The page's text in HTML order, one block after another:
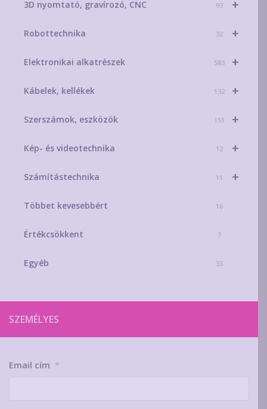
+
3D nyomtató, gravírozó, CNC 93
+
Robottechnika 32
+
Elektronikai alkatrészek 583
+
Kábelek, kellékek 132
+
Szerszámok, eszközök 151
+
Kép- és videotechnika 12
+
Számítástechnika 11
Többet kevesebbért 16
Értékcsökkent 7
Egyéb 33
SZEMÉLYES
Email cím *